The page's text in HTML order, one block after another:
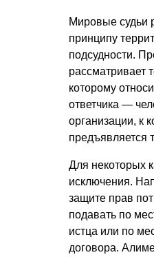
Мировые судьи
принципу
подсудности.
рассматривает
которому
ответчика —
организации, к
предъявляется
Для некоторых
исключения.
защите прав
подавать по
истца или по
договора.